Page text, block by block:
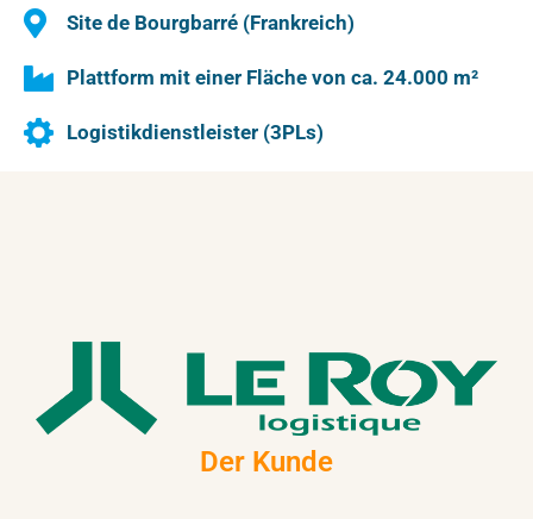
Site de Bourgbarré (Frankreich)
Plattform mit einer Fläche von ca. 24.000 m²
Logistikdienstleister (3PLs)
Der Kunde